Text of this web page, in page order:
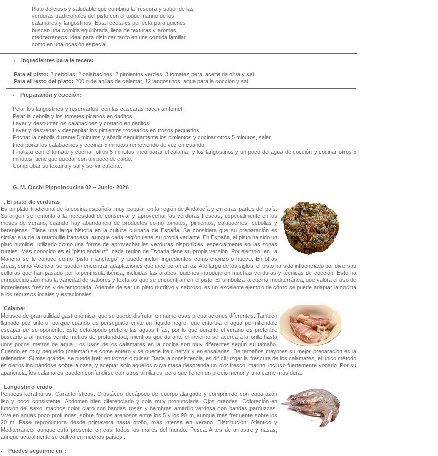
Plato delicioso y saludable que combina la frescura y sabor de las
verduras tradicionales del pisto con el toque marino de los
calamares y langostinos. Esta receta es perfecta para quienes
buscan una comida equilibrada, llena de texturas y aromas
mediterráneos, ideal para disfrutar tanto en una comida familiar
como en una ocasión especial.
Ingredientes para la receta:
Para el pisto: 2 cebollas, 2 calabacines, 2 pimientos verdes, 3 tomates pera, aceite de oliva y sal.
Para el resto del plato; 200 g de anillas de calamar, 12 langostinos, agua para la cocción y sal.
Preparación y cocción:
Pelar los langostinos y reservarlos, con las cascaras hacer un fumet.
Pelar la cebolla y los tomates picarlos en daditos.
Lavar y despuntar los calabacines y cortarlo en daditos.
Lavar y desvenar y despepitar los pimientos trocearlos en trozos pequeños.
Pochar la cebolla durante 5 minutos y añadir seguidamente los pimientos y cocinar otros 5 minutos, salar.
Incorporar los calabacines y cocinar 5 minutos removiendo de vez en cuando.
Finalizar con el tomate y cocinar otros 5 minutos, incorporar el calamar y los langostinos y un poco del agua de cocción y cocinar otros 5
minutos, tiene que quedar con un poco de caldo.
Comprobar su textura y sal y servir caliente.
G. M. Occhi Pippoincucina 02 – Junio- 2026
; El pisto de verduras
Es un plato tradicional de la cocina española, muy popular en la región de Andalucía y en otras partes del país.
Su origen se remonta a la necesidad de conservar y aprovechar las verduras frescas, especialmente en los
meses de verano, cuando hay abundancia de productos como tomates, pimientos, calabacines, cebollas y
berenjenas. Tiene una larga historia en la cultura culinaria de España. Se considera que su preparación es
similar a la de la ratatouille francesa, aunque cada región tiene su propia variante. En España, el pisto ha sido un
plato humilde, utilizado como una forma de aprovechar las verduras disponibles, especialmente en las zonas
rurales. Más conocido es el "pisto andaluz", cada región de España tiene su propia versión. Por ejemplo, en La
Mancha se le conoce como "pisto manchego" y puede incluir ingredientes como chorizo o huevo. En otras
áreas, como Valencia, se pueden encontrar adaptaciones que incorporan arroz. A lo largo de los siglos, el pisto ha sido influenciado por diversas
culturas que han pasado por la península ibérica, incluidas las árabes, quienes introdujeron muchas verduras y técnicas de cocción. Esto ha
enriquecido aún más la variedad de sabores y texturas que se encuentran en el pisto. El simboliza la cocina mediterránea, que valora el uso de
ingredientes frescos y de temporada. Además de ser un plato nutritivo y sabroso, es un excelente ejemplo de cómo se puede adaptar la cocina
a los recursos locales y estacionales.
Calamar
Molusco de gran utilidad gastronómica, que se puede disfrutar en numerosas preparaciones diferentes. También
llamado pez tintero, porque cuando es perseguido emite un líquido negro, que enturbia el agua permitiéndole
escapar de su oponente. Este cefalópodo prefiere las aguas frías, por lo que durante el verano es preferible
buscarlo a al menos veinte metros de profundidad, mientras que durante el invierno se acerca a la orilla hasta
unos pocos metros de agua. Los usos de los calamares en la cocina son muy diferentes según su tamaño.
Cuando es muy pequeño (calamar) se come entero y se puede freír, hervir y en ensaladas. De tamaños mayores su mejor preparación es la
rellenarlos. Si más grande. se puede freír en trozos o guisar. Dada la consistencia, es difícil juzgar la frescura de los calamares, el único método
es olerlos inclinándose sobre la casa, y aceptar sólo aquellos cuya masa desprenda un olor fresco, marino, incluso fuertemente yodado. Por su
apariencia, los calamares pueden confundirse con otros similares, pero que tienen un precio menor y una carne más dura..
Langostino-crudo
Penaeus kerathurus. Características: Crustáceo decápodo de cuerpo alargado y comprimido con caparazón
liso y poco consistente. Abdomen bien diferenciado y cola muy pronunciada. Ojos grandes. Coloración en
función del sexo, machos color claro con bandas rosas y hembras amarillo verdosa con bandas parduzcas.
Vive en aguas poco profundas, sobre fondos arenosos entre los 5 y los 90 m, aunque más frecuente sobre los
20 m. Fase reproductora desde primavera hasta otoño, más intensa en verano. Distribución: Atlántico y
Mediterráneo, aunque está presente en casi todos los mares del mundo. Pesca: Artes de arrastre y nasas,
aunque actualmente se cultiva en muchos países..
Puedes seguirme en :